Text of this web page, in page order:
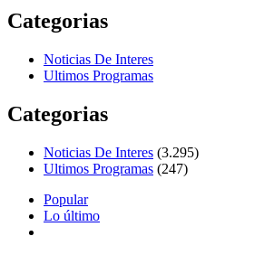
Categorias
Noticias De Interes
Ultimos Programas
Categorias
Noticias De Interes (3.295)
Ultimos Programas (247)
Popular
Lo último